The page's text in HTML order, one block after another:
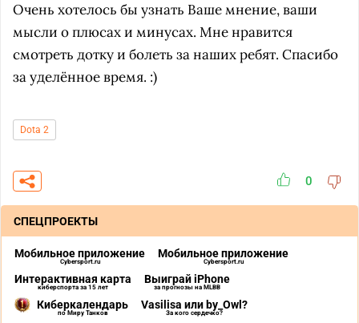
Очень хотелось бы узнать Ваше мнение, ваши
мысли о плюсах и минусах. Мне нравится
смотреть дотку и болеть за наших ребят. Спасибо
за уделённое время. :)
Dota 2
0
СПЕЦПРОЕКТЫ
Мобильное приложение
Cybersport.ru
Мобильное приложение
Cybersport.ru
Интерактивная карта
киберспорта за 15 лет
Выиграй iPhone
за прогнозы на MLBB
Киберкалендарь
по Миру Танков
Vasilisa или by_Owl?
За кого сердечко?